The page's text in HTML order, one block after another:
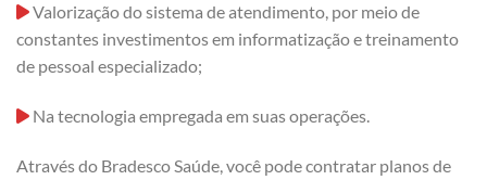
Valorização do sistema de atendimento, por meio de
constantes investimentos em informatização e treinamento
de pessoal especializado;
Na tecnologia empregada em suas operações.
Através do Bradesco Saúde, você pode contratar planos de